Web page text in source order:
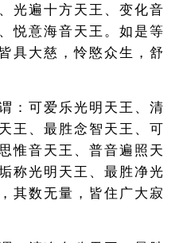
光遍十方天王、变化音
悦意海音天王。如是等
具大慈，怜愍众生，舒
：可爱乐光明天王、清
王、最胜念智天王、可
惟音天王、普音遍照天
称光明天王、最胜净光
其数无量，皆住广大寂